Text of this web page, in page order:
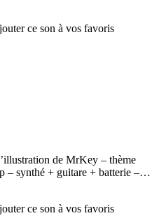
de MrKey – thème
– synthé + guitare + batterie –…